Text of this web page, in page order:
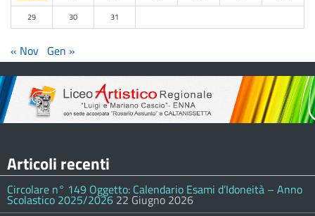
29
30 31
« Nov Gen »
Articoli recenti
Circolare n° 149 Oggetto: Calendario Esami d’Idoneità – Anno
Scolastico 2025/2026 22 Giugno 2026